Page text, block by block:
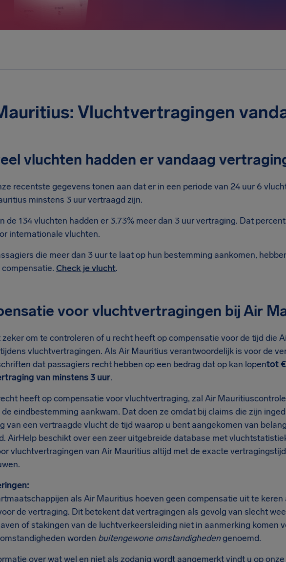
Vluchtvertragingen
vluchten hadden er vandaag
recentste gegevens tonen aan dat er in een periode van 24 uur 6
minstens 3 uur vertraagd zijn.
de 134 vluchten hadden er 3.73% meer dan 3 uur vertraging. Dat
internationale vluchten.
die meer dan 3 uur te laat op hun bestemming aankomen,
compensatie. Check je vlucht.
voor vluchtvertragingen bij Air
om te controleren of u recht heeft op compensatie voor de tijd die
vluchtvertragingen. Als Air Mauritius verantwoordelijk is voor de
dat passagiers recht hebben op een bedrag dat op kan lopentot
van minstens 3 uur.
heeft op compensatie voor vluchtvertraging, zal Air
eindbestemming aankwam. Dat doen ze omdat bij claims die zijn
van een vertraagde vlucht de tijd waarop u bent aangekomen van
AirHelp beschikt over een zeer uitgebreide database met
vluchtvertragingen van Air Mauritius altijd met de exacte
als Air Mauritius hoeven geen compensatie uit te keren
de vertraging. Dit betekent dat vertragingen als gevolg van slecht
of stakingen van de luchtverkeersleiding niet in aanmerking komen
worden buitengewone omstandighedengenoemd.
over wat wel en niet als zodanig wordt aangemerkt vindt u op